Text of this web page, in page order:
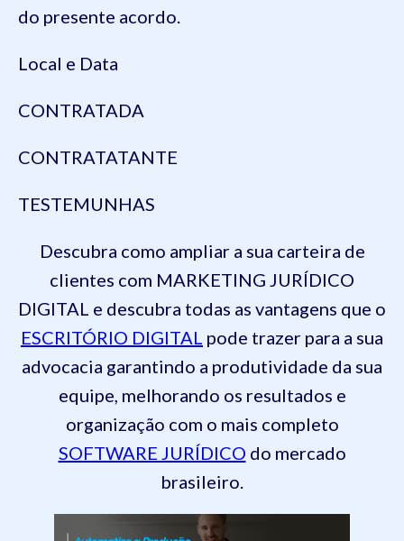
do presente acordo.
Local e Data
CONTRATADA
CONTRATATANTE
TESTEMUNHAS
Descubra como ampliar a sua carteira de
clientes com MARKETING JURÍDICO
DIGITAL e descubra todas as vantagens que o
ESCRITÓRIO DIGITAL pode trazer para a sua
advocacia garantindo a produtividade da sua
equipe, melhorando os resultados e
organização com o mais completo
SOFTWARE JURÍDICO do mercado
brasileiro.